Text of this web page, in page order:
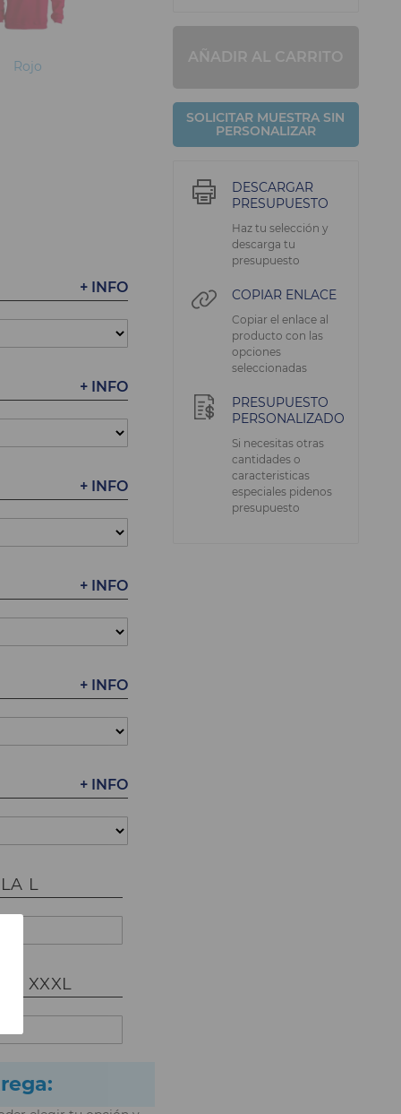
Rojo
+ INFO
+ INFO
+ INFO
+ INFO
+ INFO
+ INFO
L
XXXL
AÑADIR AL CARRITO
SOLICITAR MUESTRA SIN
PERSONALIZAR
DESCARGAR
PRESUPUESTO
Haz tu selección y
descarga tu
presupuesto
COPIAR ENLACE
Copiar el enlace al
producto con las
opciones
seleccionadas
PRESUPUESTO
PERSONALIZADO
Si necesitas otras
cantidades o
caracteristicas
especiales pidenos
presupuesto